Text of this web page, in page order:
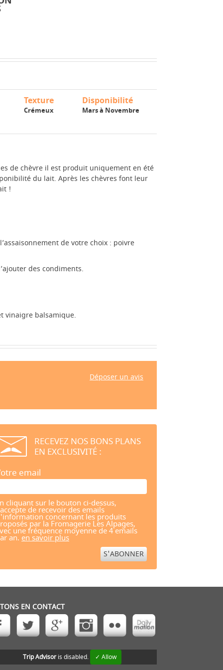
Texture
Crémeux
Disponibilité
Mars à Novembre
de chèvre il est produit uniquement en été
du lait. Après les chèvres font leur
!
de votre choix : poivre
des condiments.
vinaigre balsamique.
Déposer un avis
RECEVEZ NOS BONS PLANS
EN EXCLUSIVITÉ :
email
cliquant sur le bouton ci-dessus,
de recevoir des emails
concernant les produits
par la Fromagerie Les Alpages,
une fréquence moyenne de 4 emails
an. en savoir plus
EN CONTACT
Trip Advisoris disabled. ✓ Allow